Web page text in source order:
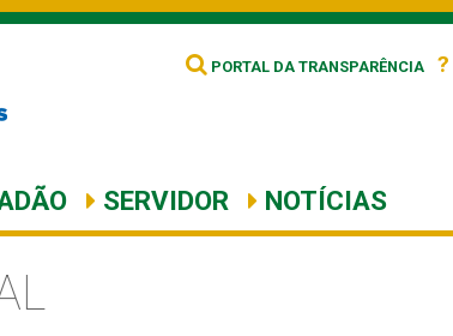
PORTAL DA TRANSPARÊNCIA ?
SERVIDOR NOTÍCIAS